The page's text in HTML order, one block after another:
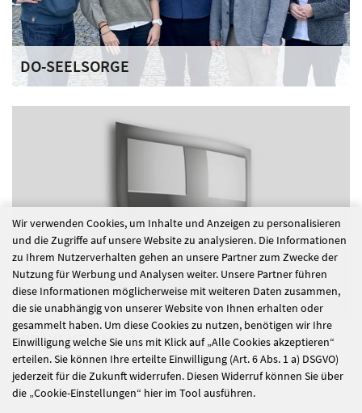
DO-SEELSORGE
PRÄVENTION
Wir verwenden Cookies, um Inhalte und Anzeigen zu personalisieren
und die Zugriffe auf unsere Website zu analysieren. Die Informationen
zu Ihrem Nutzerverhalten gehen an unsere Partner zum Zwecke der
Nutzung für Werbung und Analysen weiter. Unsere Partner führen
diese Informationen möglicherweise mit weiteren Daten zusammen,
die sie unabhängig von unserer Website von Ihnen erhalten oder
gesammelt haben. Um diese Cookies zu nutzen, benötigen wir Ihre
Einwilligung welche Sie uns mit Klick auf „Alle Cookies akzeptieren“
erteilen. Sie können Ihre erteilte Einwilligung (Art. 6 Abs. 1 a) DSGVO)
jederzeit für die Zukunft widerrufen. Diesen Widerruf können Sie über
die „Cookie-Einstellungen“ hier im Tool ausführen.